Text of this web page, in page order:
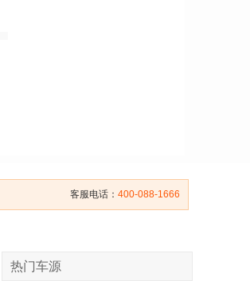
客服电话： 400-088-1666
热门车源